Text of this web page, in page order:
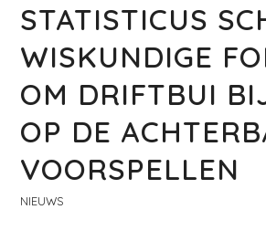
STATISTICUS
WISKUNDIGE
OM DRIFTBUI
OP DE
VOORSPELLEN
NIEUWS